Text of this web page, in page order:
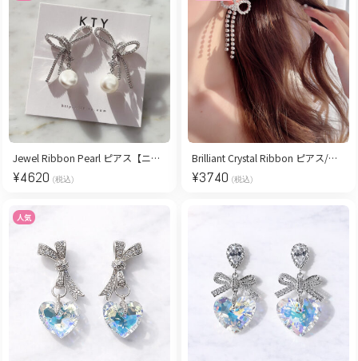
Jewel Ribbon Pearl ピアス【ニッケルフリー】
¥4620 (税込)
Brilliant Crystal Ribbon ピアス/イヤリング
¥3740 (税込)
人気